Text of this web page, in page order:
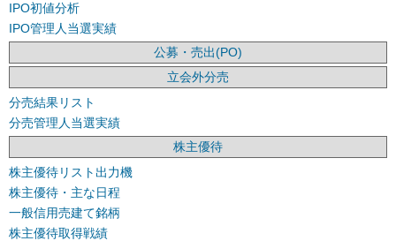
IPO初値分析
IPO管理人当選実績
公募・売出(PO)
立会外分売
分売結果リスト
分売管理人当選実績
株主優待
株主優待リスト出力機
株主優待・主な日程
一般信用売建て銘柄
株主優待取得戦績